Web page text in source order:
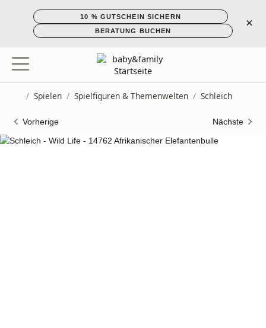
10 % GUTSCHEIN SICHERN
BERATUNG BUCHEN
×
/ Spielen / Spielfiguren & Themenwelten / Schleich
Vorherige Nächste